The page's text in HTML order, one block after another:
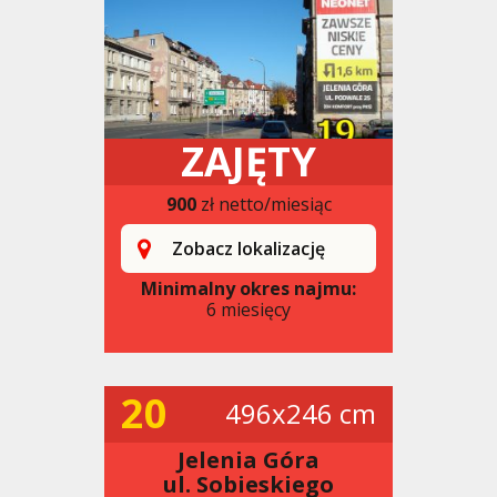
ZAJĘTY
900zł netto/miesiąc
Zobacz lokalizację
Minimalny okres najmu:
6 miesięcy
20 496x246 cm
Jelenia Góra
ul. Sobieskiego